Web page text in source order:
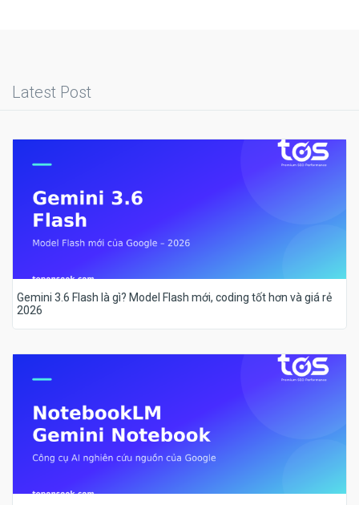
Latest Post
Gemini 3.6 Flash là gì? Model Flash mới, coding tốt hơn và giá rẻ
2026